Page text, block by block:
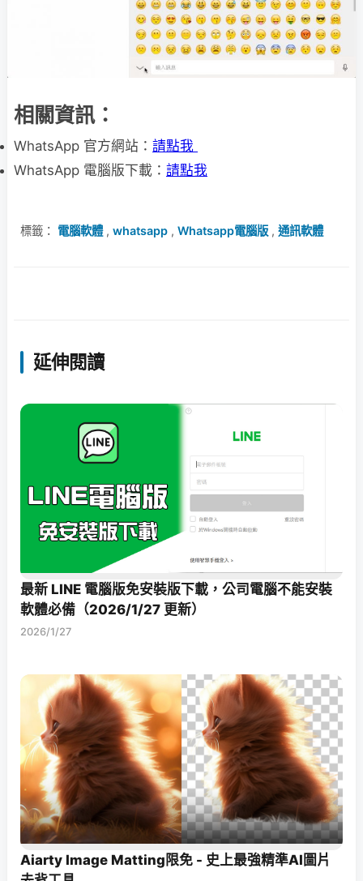
相關資訊：
WhatsApp 官方網站： 請點我
WhatsApp 電腦版下載： 請點我
標籤： 電腦軟體, whatsapp , Whatsapp電腦版 , 通訊軟體
延伸閱讀
最新 LINE 電腦版免安裝版下載，公司電腦不能安裝
軟體必備（2026/1/27 更新）
2026/1/27
Aiarty Image Matting限免 - 史上最強精準AI圖片